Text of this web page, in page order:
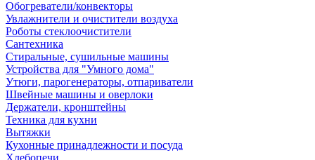
Обогреватели/конвекторы
Увлажнители и очистители воздуха
Роботы стеклоочистители
Сантехника
Стиральные, сушильные машины
Устройства для "Умного дома"
Утюги, парогенераторы, отпариватели
Швейные машины и оверлоки
Держатели, кронштейны
Техника для кухни
Вытяжки
Кухонные принадлежности и посуда
Хлебопечи